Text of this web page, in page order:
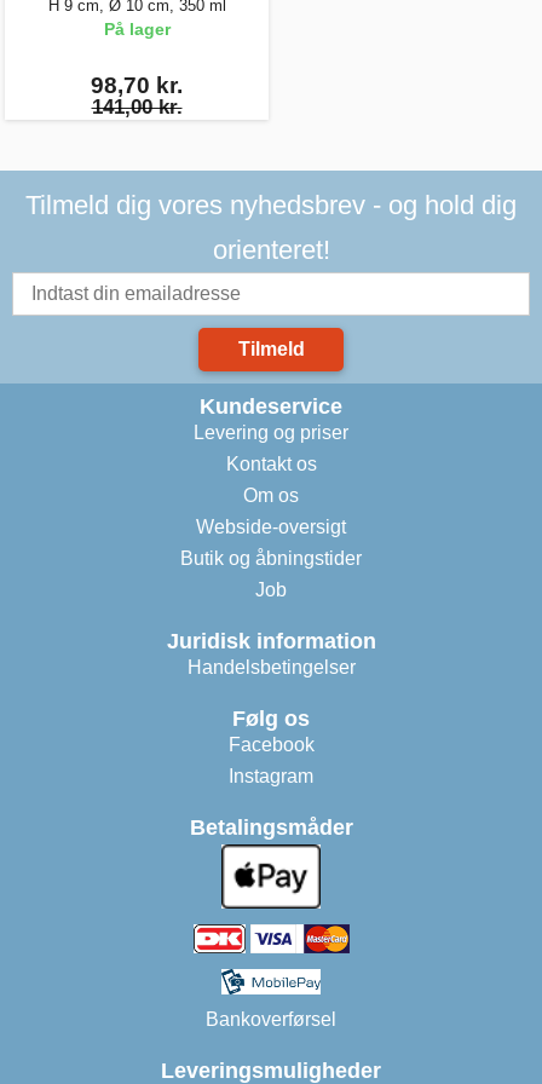
H 9 cm, Ø 10 cm, 350 ml
På lager
98,70 kr.
141,00 kr.
Tilmeld dig vores nyhedsbrev - og hold dig
orienteret!
Tilmeld
Kundeservice
Levering og priser
Kontakt os
Om os
Webside-oversigt
Butik og åbningstider
Job
Juridisk information
Handelsbetingelser
Følg os
Facebook
Instagram
Betalingsmåder
Bankoverførsel
Leveringsmuligheder